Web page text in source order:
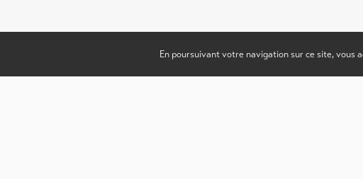
En poursuivant votre navigation sur ce site, vous